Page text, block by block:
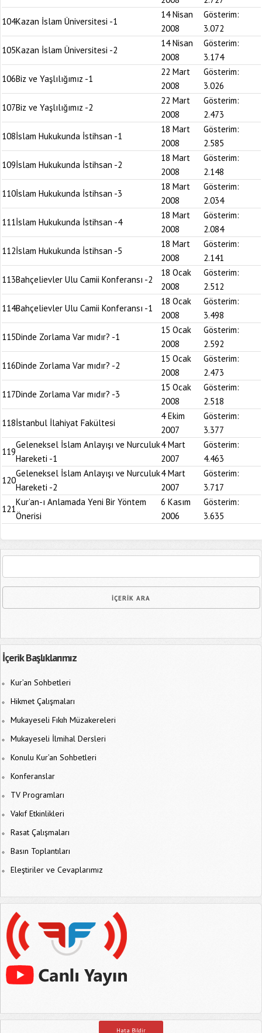
104Kazan İslam Üniversitesi -1
14 Nisan
2008
Gösterim:
3.072
105Kazan İslam Üniversitesi -2
14 Nisan
2008
Gösterim:
3.174
106Biz ve Yaşlılığımız -1
22 Mart
2008
Gösterim:
3.026
107Biz ve Yaşlılığımız -2
22 Mart
2008
Gösterim:
2.473
108İslam Hukukunda İstihsan -1
18 Mart
2008
Gösterim:
2.585
109İslam Hukukunda İstihsan -2
18 Mart
2008
Gösterim:
2.148
110İslam Hukukunda İstihsan -3
18 Mart
2008
Gösterim:
2.034
111İslam Hukukunda İstihsan -4
18 Mart
2008
Gösterim:
2.084
112İslam Hukukunda İstihsan -5
18 Mart
2008
Gösterim:
2.141
113Bahçelievler Ulu Camii Konferansı -2
18 Ocak
2008
Gösterim:
2.512
114Bahçelievler Ulu Camii Konferansı -1
18 Ocak
2008
Gösterim:
3.498
115Dinde Zorlama Var mıdır? -1
15 Ocak
2008
Gösterim:
2.592
116Dinde Zorlama Var mıdır? -2
15 Ocak
2008
Gösterim:
2.473
117Dinde Zorlama Var mıdır? -3
15 Ocak
2008
Gösterim:
2.518
118İstanbul İlahiyat Fakültesi
4 Ekim
2007
Gösterim:
3.377
119
Geleneksel İslam Anlayışı ve Nurculuk
Hareketi -1
4 Mart
2007
Gösterim:
4.463
120
Geleneksel İslam Anlayışı ve Nurculuk
Hareketi -2
4 Mart
2007
Gösterim:
3.717
121
Kur’an-ı Anlamada Yeni Bir Yöntem
Önerisi
6 Kasım
2006
Gösterim:
3.635
İçerik Başlıklarımız
Kur’an Sohbetleri
Hikmet Çalışmaları
Mukayeseli Fıkıh Müzakereleri
Mukayeseli İlmihal Dersleri
Konulu Kur’an Sohbetleri
Konferanslar
TV Programları
Vakıf Etkinlikleri
Rasat Çalışmaları
Basın Toplantıları
Eleştiriler ve Cevaplarımız
Hata Bildir